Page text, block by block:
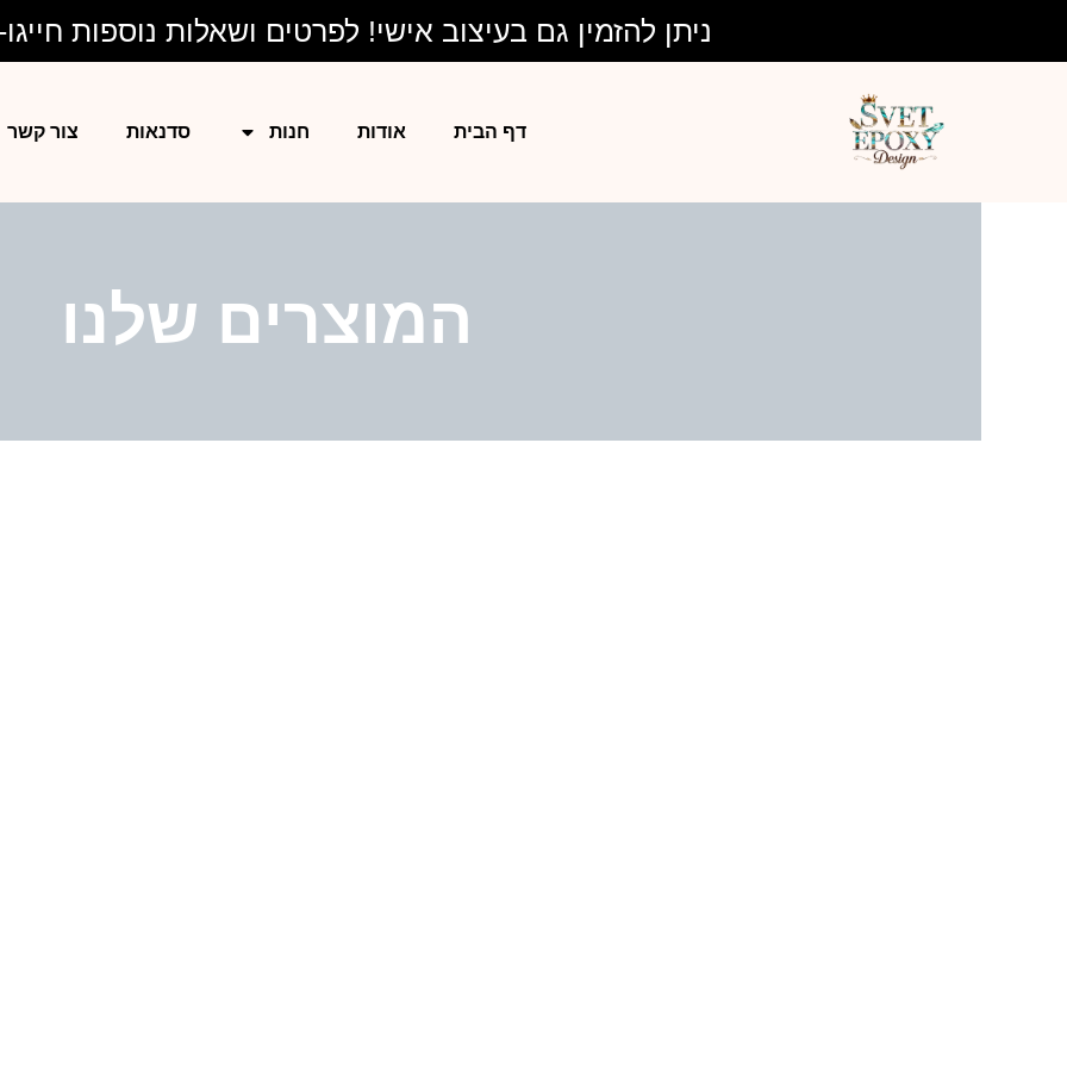
ניתן להזמין גם בעיצוב אישי! לפרטים ושאלות נוספות חייגו-
דף הבית אודות חנות סדנאות צור קשר
המוצרים שלנו